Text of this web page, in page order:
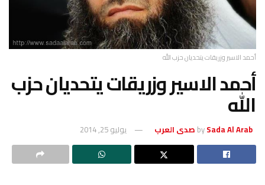
أحمد الاسير وزريقات يتحديان حزب الله
أحمد الاسير وزريقات يتحديان حزب
الله
bySada Al Arab صدى العرب يوليو 25, 2014